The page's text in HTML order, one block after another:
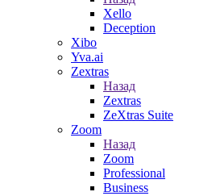
Xello
Deception
Xibo
Yva.ai
Zextras
Назад
Zextras
ZeXtras Suite
Zoom
Назад
Zoom
Professional
Business